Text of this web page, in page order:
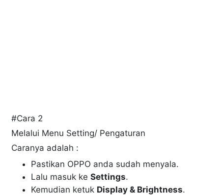
#Cara 2
Melalui Menu Setting/ Pengaturan
Caranya adalah :
Pastikan OPPO anda sudah menyala.
Lalu masuk keSettings.
Kemudian ketuk Display & Brightness.